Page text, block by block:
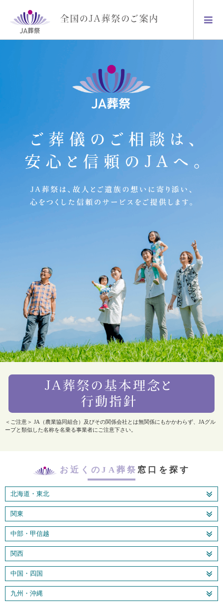
＜ご注意＞ JA（農業協同組合）及びその関係会社とは無関係にもかかわらず、JAグル
ープと類似した名称を名乗る事業者にご注意下さい。
お近くのJA葬祭 窓口を探す
北海道・東北
関東
中部・甲信越
関西
中国・四国
九州・沖縄